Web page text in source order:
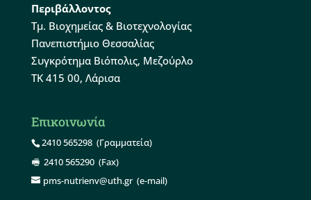
Περιβάλλοντος
Τμ. Βιοχημείας & Βιοτεχνολογίας
Πανεπιστήμιο Θεσσαλίας
Συγκρότημα Βιόπολις, Μεζούρλο
ΤΚ 415 00, Λάρισα
Επικοινωνία
2410 565298(Γραμματεία)
2410 565290(Fax)
pms-nutrienv@uth.gr(e-mail)